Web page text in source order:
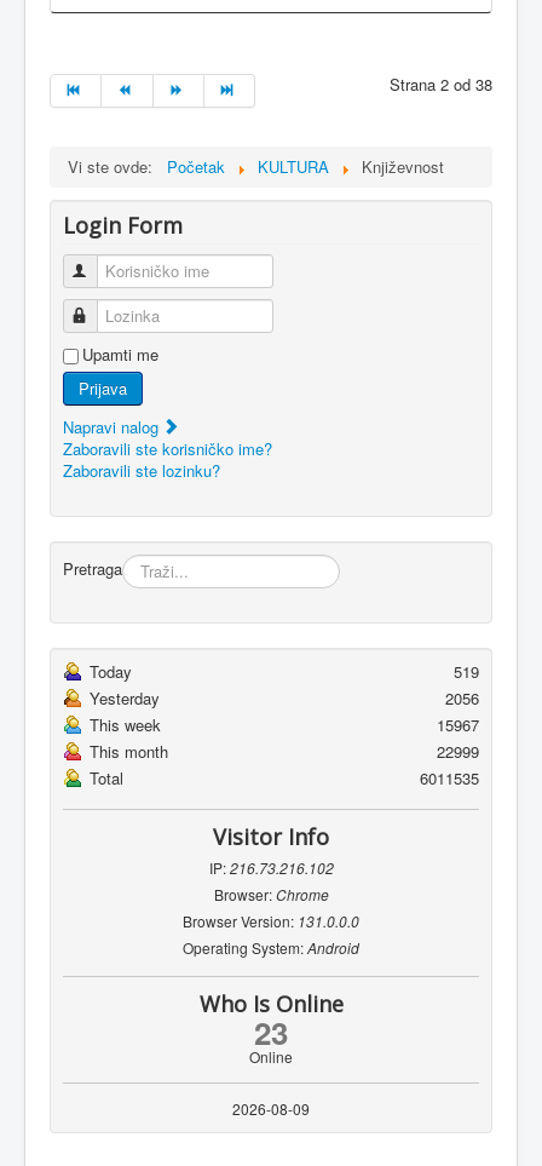
Strana 2 od 38
Vi ste ovde: Početak KULTURA Književnost
Login Form
Korisničko ime
Lozinka
Upamti me
Prijava
Napravi nalog
Zaboravili ste korisničko ime?
Zaboravili ste lozinku?
Pretraga
Today
519
Yesterday
2056
This week
15967
This month
22999
Total
6011535
Visitor Info
IP:216.73.216.102
Browser:Chrome
Browser Version: 131.0.0.0
Operating System:Android
Who Is Online
23
Online
2026-08-09